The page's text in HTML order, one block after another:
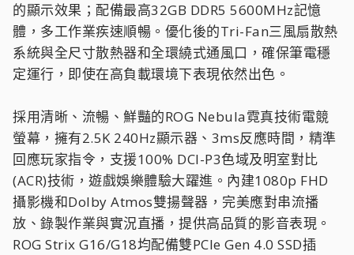
的顯示效果；配備最高32GB DDR5 5600MHz記憶
體，多工作業疾速順暢。優化後的Tri-Fan三風扇散熱
系統與全尺寸散熱器和全環繞式通風口，確保筆電穩
定運行，即使在高負載環境下表現依然出色。
採用清晰、流暢、鮮豔的ROG Nebula霓真技術電競
螢幕，擁有2.5K 240Hz顯示器、3ms反應時間，精準
回應玩家指令，支援100% DCI-P3色域及明室對比
(ACR)技術，遊戲娛樂體驗大躍進。內建1080p FHD
攝影機和Dolby Atmos雙揚聲器，完美應對串流播
放、錄製作業與實況直播，提供高品質的影音表現。
ROG Strix G16/G18均配備雙PCIe Gen 4.0 SSD插